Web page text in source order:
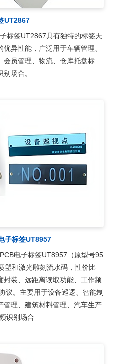
UT2867
标签UT2867具有独特的标签天
异性能，广泛用于车辆管理、
会员管理、物流、仓库托盘标
场合。
子标签UT8957
电子标签UT8957（原型号95
塑和激光雕刻流水码，性价比
封装、远距离读取功能、工作频
议。主要用于设备巡逻、智能制
管理、建筑材料管理、汽车生产
识别场合